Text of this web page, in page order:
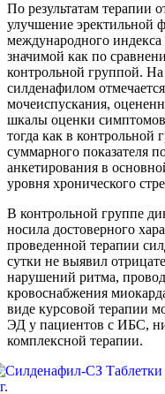
По результатам терапии
улучшение эректильной
международного индекса
значимой как по
контрольной группой.
силденафилом
мочеиспускания,
шкалы оценки
тогда как в контрольной
суммарного
анкетирования в
уровня хронического
В контрольной группе
носила достоверного
проведенной терапии
сутки не выявил
нарушений ритма,
кровоснабжения
виде курсовой терапии
ЭД у пациентов с ИБС,
комплексной терапии.